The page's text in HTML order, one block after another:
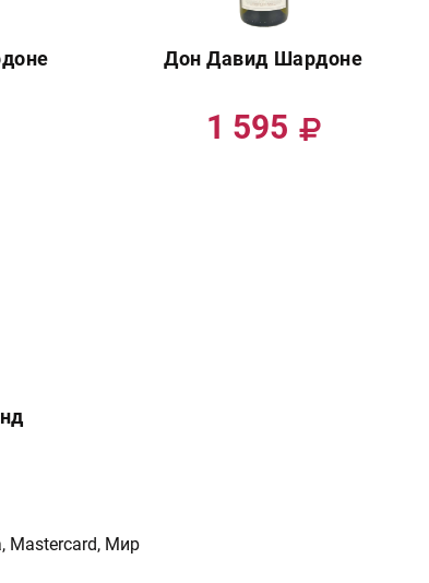
Дон Давид Шардоне
1 595
Mastercard, Мир